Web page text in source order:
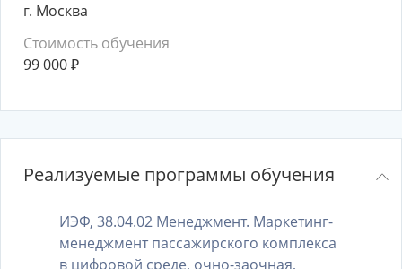
г. Москва
Стоимость обучения
99 000₽
Реализуемые программы обучения
ИЭФ, 38.04.02 Менеджмент. Маркетинг-
менеджмент пассажирского комплекса
в цифровой среде, очно-заочная,